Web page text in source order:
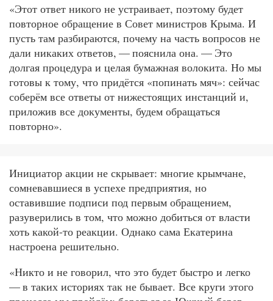
«Этот ответ никого не устраивает, поэтому будет
повторное обращение в Совет министров Крыма. И
пусть там разбираются, почему на часть вопросов не
дали никаких ответов, — пояснила она. — Это
долгая процедура и целая бумажная волокита. Но мы
готовы к тому, что придётся «попинать мяч»: сейчас
соберём все ответы от нижестоящих инстанций и,
приложив все документы, будем обращаться
повторно».
Инициатор акции не скрывает: многие крымчане,
сомневавшиеся в успехе предприятия, но
оставившие подписи под первым обращением,
разуверились в том, что можно добиться от власти
хоть какой-то реакции. Однако сама Екатерина
настроена решительно.
«Никто и не говорил, что это будет быстро и легко
— в таких историях так не бывает. Все круги этого